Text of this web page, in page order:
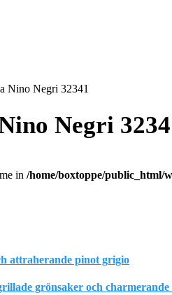
Nino Negri 32341
Negri
in /home/boxtoppe/public_html/
attraherande pinot grigio
grönsaker och